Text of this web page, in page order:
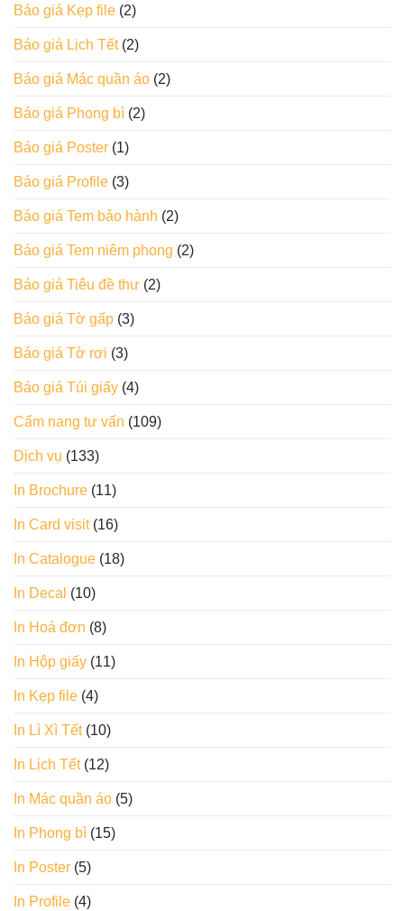
Báo giá Kẹp file (2)
Báo giá Lịch Tết(2)
Báo giá Mác quần áo (2)
Báo giá Phong bì (2)
Báo giá Poster (1)
Báo giá Profile (3)
Báo giá Tem bảo hành (2)
Báo giá Tem niêm phong (2)
Báo giá Tiêu đề thư (2)
Báo giá Tờ gấp (3)
Báo giá Tờ rơi (3)
Báo giá Túi giấy (4)
Cẩm nang tư vấn (109)
Dịch vụ (133)
In Brochure (11)
In Card visit(16)
In Catalogue (18)
In Decal (10)
In Hoá đơn (8)
In Hộp giấy (11)
In Kẹp file (4)
In Lì Xì Tết(10)
In Lịch Tết(12)
In Mác quần áo (5)
In Phong bì (15)
In Poster (5)
In Profile (4)